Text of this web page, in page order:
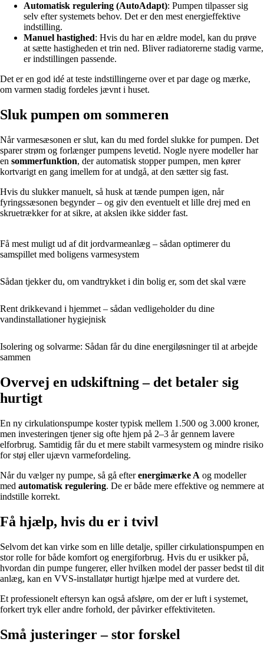
Automatisk regulering (AutoAdapt): Pumpen tilpasser sig
selv efter systemets behov. Det er den mest energieffektive
indstilling.
Manuel hastighed: Hvis du har en ældre model, kan du prøve
at sætte hastigheden et trin ned. Bliver radiatorerne stadig varme,
er indstillingen passende.
Det er en god idé at teste indstillingerne over et par dage og mærke,
om varmen stadig fordeles jævnt i huset.
Sluk pumpen om sommeren
Når varmesæsonen er slut, kan du med fordel slukke for pumpen. Det
sparer strøm og forlænger pumpens levetid. Nogle nyere modeller har
en sommerfunktion, der automatisk stopper pumpen, men kører
kortvarigt en gang imellem for at undgå, at den sætter sig fast.
Hvis du slukker manuelt, så husk at tænde pumpen igen, når
fyringssæsonen begynder – og giv den eventuelt et lille drej med en
skruetrækker for at sikre, at akslen ikke sidder fast.
Få mest muligt ud af dit jordvarmeanlæg – sådan optimerer du
samspillet med boligens varmesystem
Sådan tjekker du, om vandtrykket i din bolig er, som det skal være
Rent drikkevand i hjemmet – sådan vedligeholder du dine
vandinstallationer hygiejnisk
Isolering og solvarme: Sådan får du dine energiløsninger til at arbejde
sammen
Overvej en udskiftning – det betaler sig
hurtigt
En ny cirkulationspumpe koster typisk mellem 1.500 og 3.000 kroner,
men investeringen tjener sig ofte hjem på 2–3 år gennem lavere
elforbrug. Samtidig får du et mere stabilt varmesystem og mindre risiko
for støj eller ujævn varmefordeling.
Når du vælger ny pumpe, så gå efterenergimærke A og modeller
med automatisk regulering. De er både mere effektive og nemmere at
indstille korrekt.
Få hjælp, hvis du er i tvivl
Selvom det kan virke som en lille detalje, spiller cirkulationspumpen en
stor rolle for både komfort og energiforbrug. Hvis du er usikker på,
hvordan din pumpe fungerer, eller hvilken model der passer bedst til dit
anlæg, kan en VVS-installatør hurtigt hjælpe med at vurdere det.
Et professionelt eftersyn kan også afsløre, om der er luft i systemet,
forkert tryk eller andre forhold, der påvirker effektiviteten.
Små justeringer – stor forskel